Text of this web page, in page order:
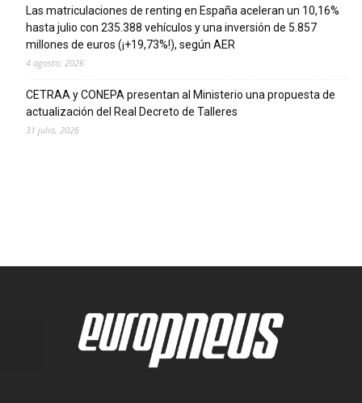
Las matriculaciones de renting en España aceleran un 10,16%
hasta julio con 235.388 vehículos y una inversión de 5.857
millones de euros (¡+19,73%!), según AER
4 agosto, 2026
CETRAA y CONEPA presentan al Ministerio una propuesta de
actualización del Real Decreto de Talleres
31 julio, 2026